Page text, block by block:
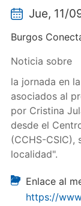
Jue, 11/
Burgos
Noticia sobre
la jornada en
asociados al
por Cristina
desde el
(CCHS-CSIC),
localidad".
Enlace al
https://